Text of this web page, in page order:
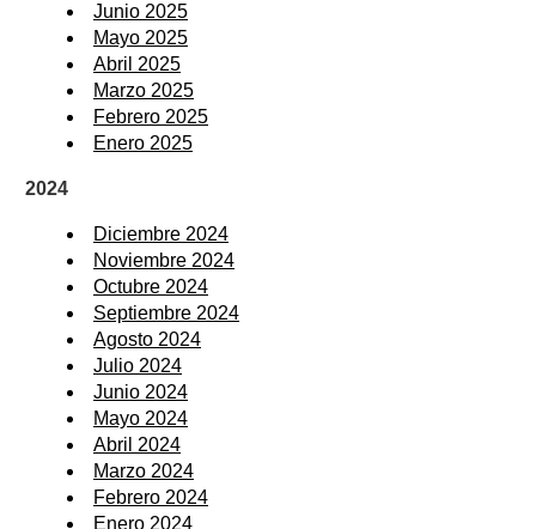
Junio 2025
Mayo 2025
Abril 2025
Marzo 2025
Febrero 2025
Enero 2025
2024
Diciembre 2024
Noviembre 2024
Octubre 2024
Septiembre 2024
Agosto 2024
Julio 2024
Junio 2024
Mayo 2024
Abril 2024
Marzo 2024
Febrero 2024
Enero 2024